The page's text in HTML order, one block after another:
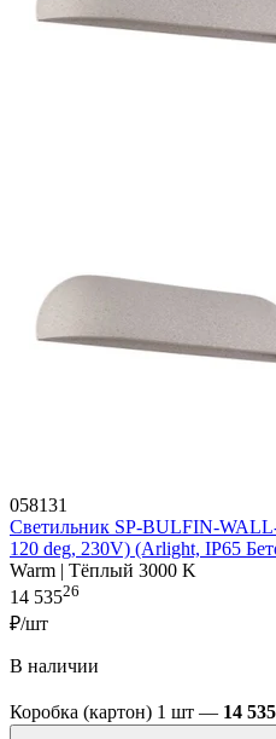
058131
Светильник SP-BULFIN-
120 deg, 230V) (Arlight, IP65
Warm | Тёплый 3000 K
14 53526
₽/шт
В наличии
Коробка (картон) 1 шт — 14 535